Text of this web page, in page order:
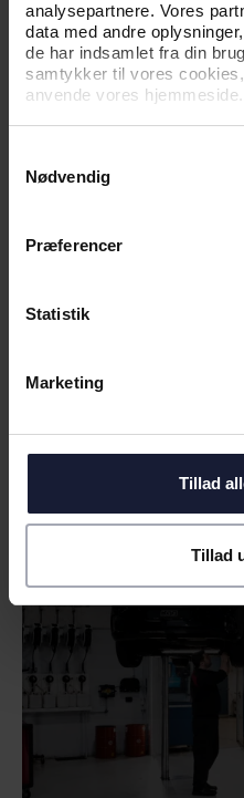
analysepartnere. Vores
data med andre
de har indsamlet fra din
samtykker til vores
anvende vores hjemmeside.
Nødvendig
Præferencer
Statistik
Marketing
Tillad
Tillad
NYHED
LANDETS
NY
10.08.2026
DIN BILPARTNER